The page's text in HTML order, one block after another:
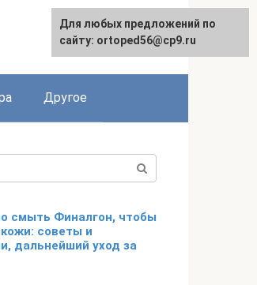
Другое
смыть Финалгон, чтобы
советы и
дальнейший уход за
Для любых предложений по
сайту: ortoped56@cp9.ru